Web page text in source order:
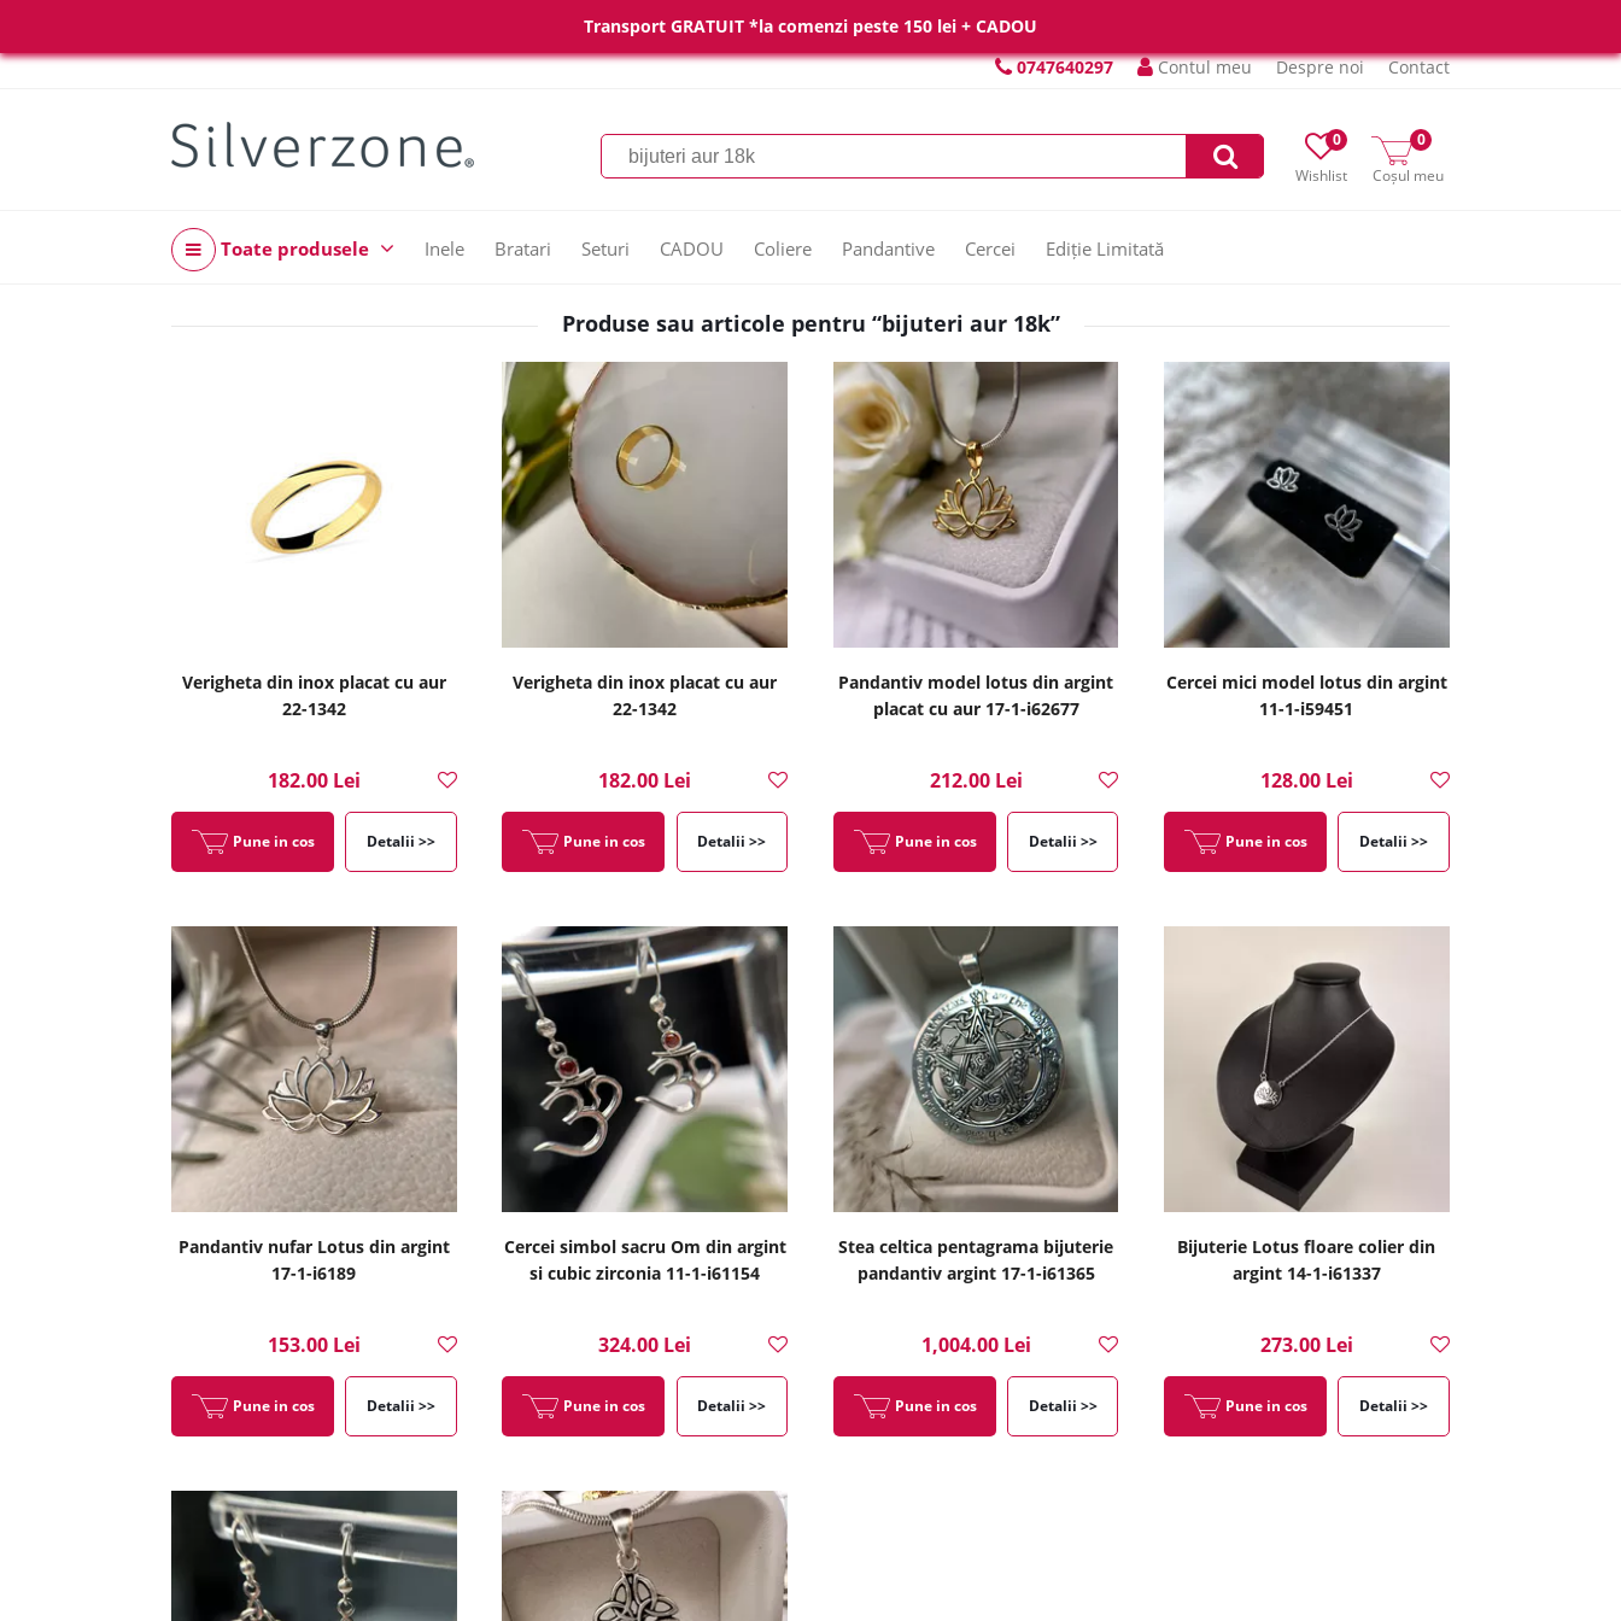
Transport GRATUIT *la comenzi peste 150 lei + CADOU
0747640297
Contul meu Despre noi Contact
Wishlist
0
Coșul meu
0
Toate produsele Inele Bratari Seturi CADOU Coliere Pandantive Cercei Ediție Limitată
Produse sau articole pentru “bijuteri aur 18k”
Verigheta din inox placat cu aur
22-1342
182.00 Lei
Pune in cos Detalii >>
Verigheta din inox placat cu aur
22-1342
182.00 Lei
Pune in cos Detalii >>
Pandantiv model lotus din argint
placat cu aur 17-1-i62677
212.00 Lei
Pune in cos Detalii >>
Cercei mici model lotus din argint
11-1-i59451
128.00 Lei
Pune in cos Detalii >>
Pandantiv nufar Lotus din argint
17-1-i6189
153.00 Lei
Pune in cos Detalii >>
Cercei simbol sacru Om din argint
si cubic zirconia 11-1-i61154
324.00 Lei
Pune in cos Detalii >>
Stea celtica pentagrama bijuterie
pandantiv argint 17-1-i61365
1,004.00 Lei
Pune in cos Detalii >>
Bijuterie Lotus floare colier din
argint 14-1-i61337
273.00 Lei
Pune in cos Detalii >>